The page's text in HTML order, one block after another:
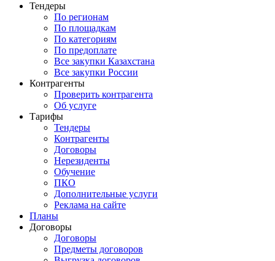
Тендеры
По регионам
По площадкам
По категориям
По предоплате
Все закупки Казахстана
Все закупки России
Контрагенты
Проверить контрагента
Об услуге
Тарифы
Тендеры
Контрагенты
Договоры
Нерезиденты
Обучение
ПКО
Дополнительные услуги
Реклама на сайте
Планы
Договоры
Договоры
Предметы договоров